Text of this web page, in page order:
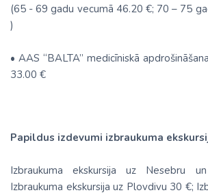
(65 - 69 gadu vecumā 46.20 €; 70 – 75
)
• AAS “BALTA” medicīniskā
33.00 €
Papildus izdevumi izbraukuma
Izbraukuma ekskursija uz Nesebru
Izbraukuma ekskursija uz Plovdivu 30 €;